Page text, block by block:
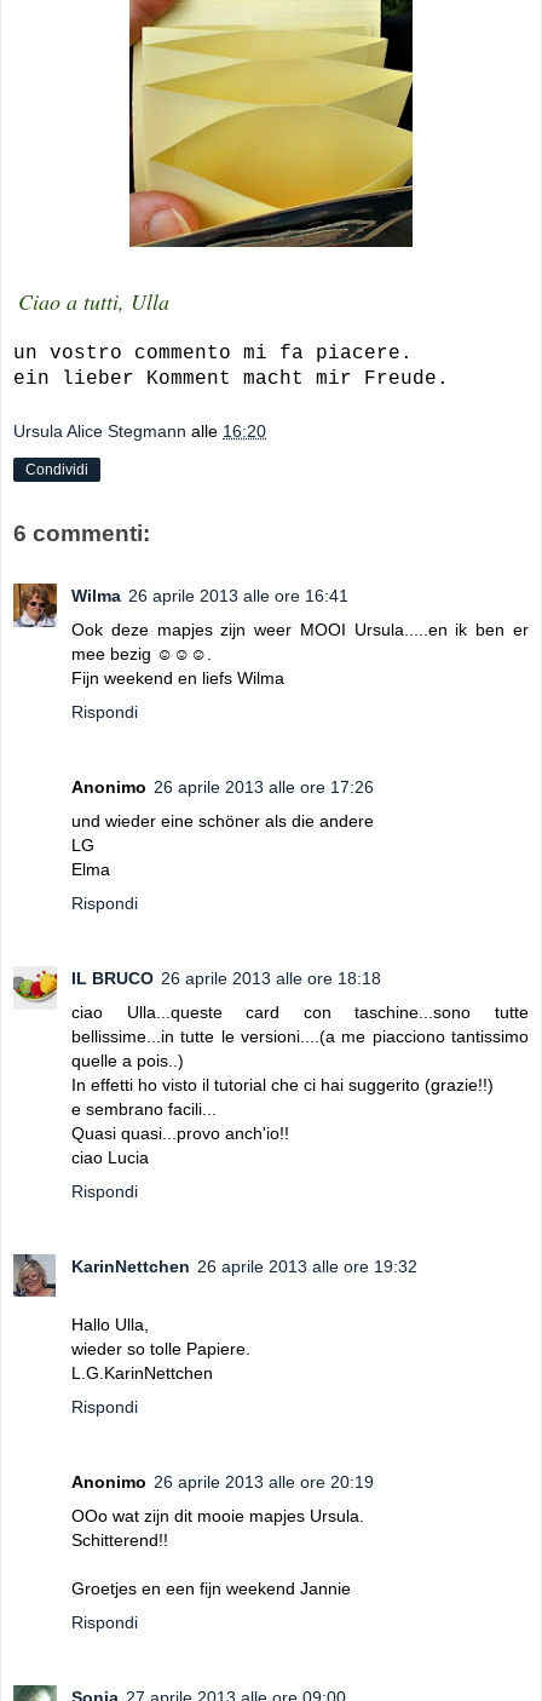
Ciao a tutti, Ulla
un vostro commento mi fa piacere.
ein lieber Komment macht mir Freude.
Ursula Alice Stegmann alle 16:20
Condividi
6 commenti:
Wilma 26 aprile 2013 alle ore 16:41
Ook deze mapjes zijn weer MOOI Ursula.....en ik ben er
mee bezig ☺☺☺.
Fijn weekend en liefs Wilma
Rispondi
Anonimo 26 aprile 2013 alle ore 17:26
und wieder eine schöner als die andere
LG
Elma
Rispondi
IL BRUCO 26 aprile 2013 alle ore 18:18
ciao Ulla...queste card con taschine...sono tutte
bellissime...in tutte le versioni....(a me piacciono tantissimo
quelle a pois..)
In effetti ho visto il tutorial che ci hai suggerito (grazie!!)
e sembrano facili...
Quasi quasi...provo anch'io!!
ciao Lucia
Rispondi
KarinNettchen 26 aprile 2013 alle ore 19:32
Hallo Ulla,
wieder so tolle Papiere.
L.G.KarinNettchen
Rispondi
Anonimo 26 aprile 2013 alle ore 20:19
OOo wat zijn dit mooie mapjes Ursula.
Schitterend!!
Groetjes en een fijn weekend Jannie
Rispondi